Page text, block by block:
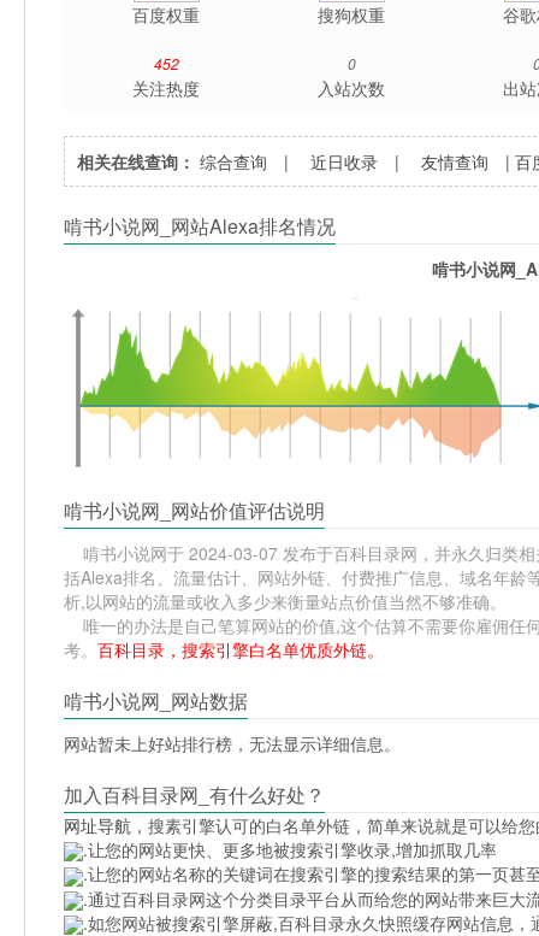
百度权重 搜狗权重 谷
452
关注热度
0
入站次数 出
相关在线查询： 综合查询 |近日收录 |友情查询 |百
啃书小说网_网站Alexa排名情况
啃书小说网
啃书小说网_网站价值评估说明
啃书小说网于 2024-03-07 发布于百科目录网，并永久归类
括Alexa排名、流量估计、网站外链、付费推广信息、域名年
析,以网站的流量或收入多少来衡量站点价值当然不够准确。
唯一的办法是自己笔算网站的价值,这个估算不需要你雇佣任
考。百科目录，搜索引擎白名单优质外链。
啃书小说网_网站数据
网站暂未上好站排行榜，无法显示详细信息。
加入百科目录网_有什么好处？
网址导航 ，搜素引擎认可的白名单外链，简单来说就是可以给
.让您的网站更快、更多地被搜索引擎收录,增加抓取几率
.让您的网站名称的关键词在搜索引擎的搜索结果的第一页甚
.通过百科目录网这个分类目录平台从而给您的网站带来巨大
.如您网站被搜索引擎屏蔽,百科目录永久快照缓存网站信息